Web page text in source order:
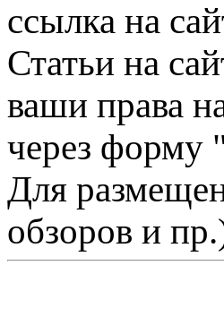
ссылка на
Статьи на
ваши права
через форму
Для
обзоров и